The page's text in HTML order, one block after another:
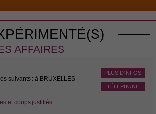
AFFAIRES
PLUS D'INFOS
TÉLÉPHONE
suivants : à BRUXELLES -
et coups justifiés